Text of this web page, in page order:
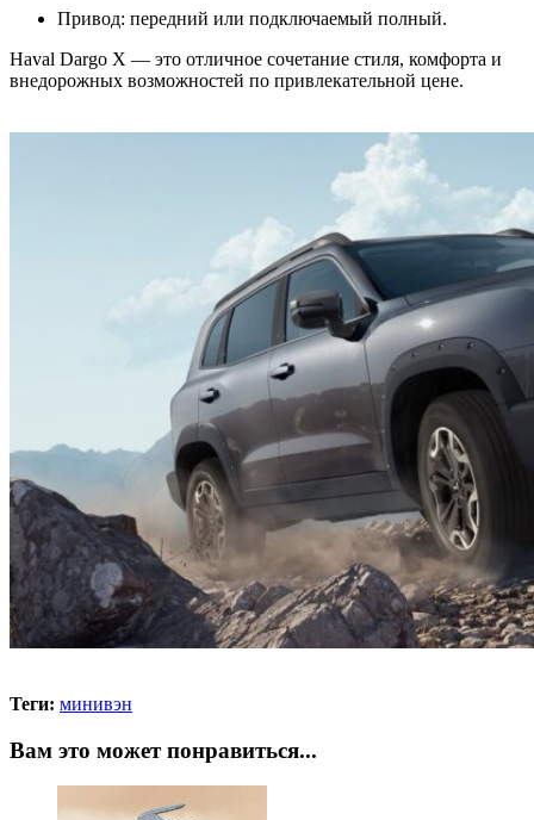
Привод: передний или подключаемый полный.
Haval Dargo X — это отличное сочетание стиля, комфорта и
внедорожных возможностей по привлекательной цене.
Теги: минивэн
Вам это может понравиться...